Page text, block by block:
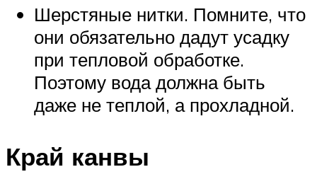
Шерстяные нитки. Помните, что
они обязательно дадут усадку
при тепловой обработке.
Поэтому вода должна быть
даже не теплой, а прохладной.
Край канвы